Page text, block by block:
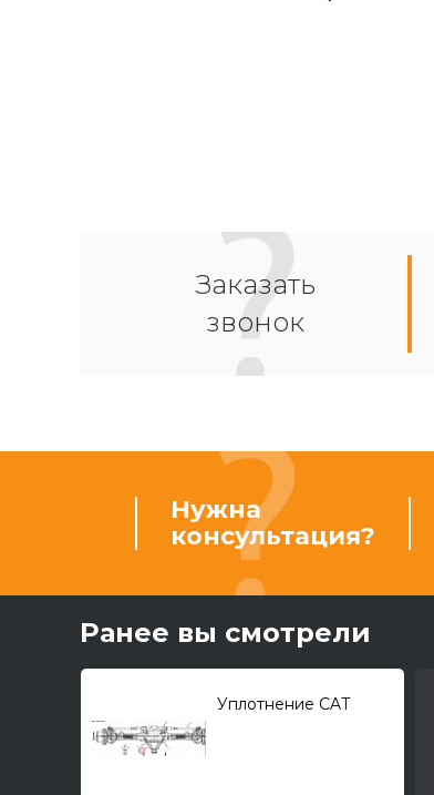
Заказать
звонок
Нужна
консультация?
Ранее вы смотрели
Уплотнение CAT